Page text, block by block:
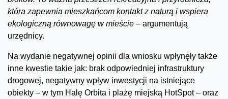
która zapewnia mieszkańcom kontakt z naturą i wspiera
ekologiczną równowagę w mieście – argumentują
urzędnicy.
Na wydanie negatywnej opinii dla wniosku wpłynęły także
inne kwestie takie jak: brak odpowiedniej infrastruktury
drogowej, negatywny wpływ inwestycji na istniejące
obiekty – w tym Halę Orbita i plażę miejską HotSpot – oraz